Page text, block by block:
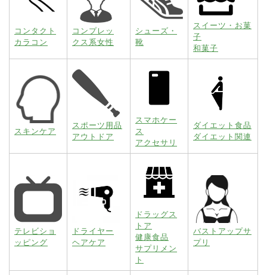
コンタクト
カラコン
コンプレッ
クス系女性
シューズ・
靴
スイーツ・お菓
子
和菓子
スキンケア
スポーツ用品
アウトドア
スマホケー
ス
アクセサリ
ダイエット食品
ダイエット関連
テレビショ
ッピング
ドライヤー
ヘアケア
ドラッグス
トア
健康食品
サプリメン
ト
バストアップサ
プリ